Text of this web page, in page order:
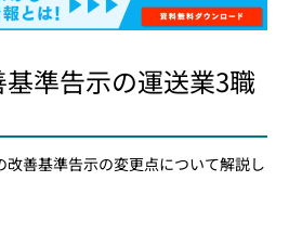
基準告示の運送業3職
善基準告示の変更点について解説し